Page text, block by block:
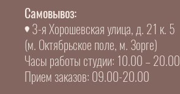
Самовывоз:
3-я Хорошевская улица, д. 21 к. 5
(м. Октябрьское поле, м. Зорге)
Часы работы студии: 10.00 – 20.00
Прием заказов: 09.00-20.00